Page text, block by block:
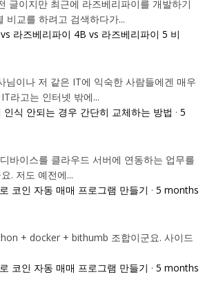
글이지만 최근에 라즈베리파이를 개발하기
비교를 하려고 검색하다가...
라즈베리파이 4B vs 라즈베리파이 5 비
님이나 저 같은 IT에 익숙한 사람들에겐 매우
라고는 인터넷 밖에...
인식 안되는 경우 간단히 교체하는 방법 · 5
바이스를 클라우드 서버에 연동하는 업무를
. 저도 예전에...
코인 자동 매매 프로그램 만들기 · 5 months
+ docker + bithumb 조합이군요. 사이드
코인 자동 매매 프로그램 만들기 · 5 months